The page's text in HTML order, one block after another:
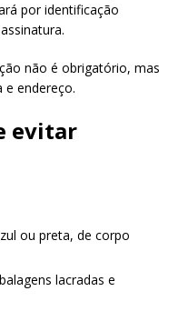
por identificação
não é obrigatório, mas
e endereço.
evitar
ou preta, de corpo
lacradas e